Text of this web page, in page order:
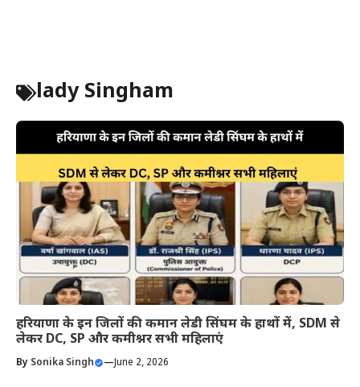
lady Singham
हरियाणा के इन जिलों की कमान लेडी सिंघम के हाथों में, SDM से
लेकर DC, SP और कमीश्नर सभी महिलाएं
By Sonika Singh —June 2, 2026